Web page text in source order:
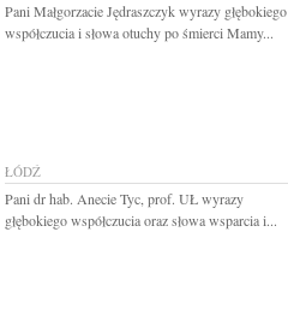
Pani Małgorzacie Jędraszczyk wyrazy głębokiego
współczucia i słowa otuchy po śmierci Mamy...
ŁÓDŹ
Pani dr hab. Anecie Tyc, prof. UŁ wyrazy
głębokiego współczucia oraz słowa wsparcia i...